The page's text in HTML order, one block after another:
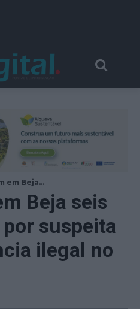
em Beja...
Beja seis
suspeita
ilegal no